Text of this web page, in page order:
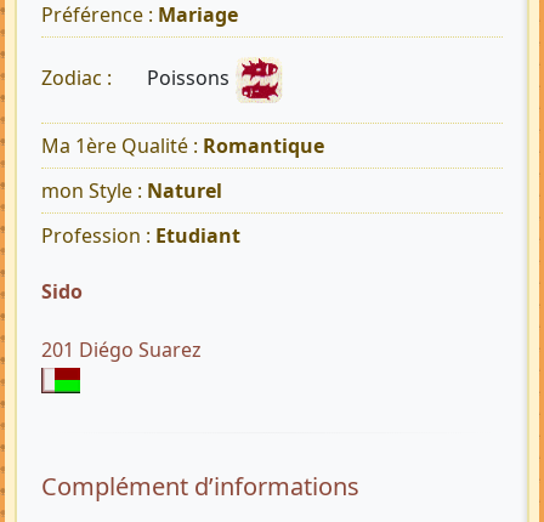
Préférence : Mariage
Zodiac : Poissons
Ma 1ère Qualité : Romantique
mon Style : Naturel
Profession : Etudiant
Sido
201 Diégo Suarez
Complément d’informations